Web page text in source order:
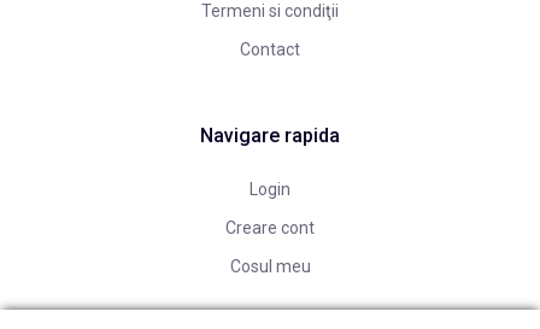
Termeni si condiţii
Contact
Navigare rapida
Login
Creare cont
Cosul meu